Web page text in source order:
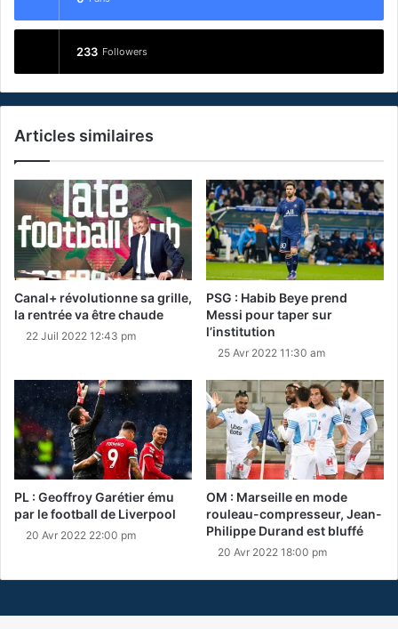
233 Followers
Articles similaires
Canal+ révolutionne sa grille,
la rentrée va être chaude
22 Juil 2022 12:43 pm
PSG : Habib Beye prend
Messi pour taper sur
l’institution
25 Avr 2022 11:30 am
PL : Geoffroy Garétier ému
par le football de Liverpool
20 Avr 2022 22:00 pm
OM : Marseille en mode
rouleau-compresseur, Jean-
Philippe Durand est bluffé
20 Avr 2022 18:00 pm